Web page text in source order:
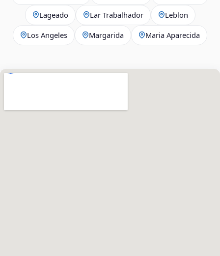
Lageado Lar Trabalhador Leblon
Los Angeles Margarida Maria Aparecida